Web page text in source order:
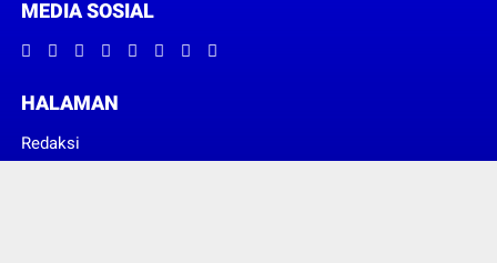
MEDIA SOSIAL
HALAMAN
Redaksi